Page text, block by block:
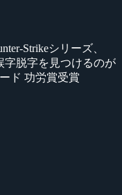
Strikeシリーズ、
字脱字を見つけるのが
ド 功労賞受賞